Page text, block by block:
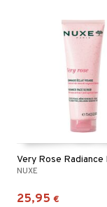
NUXE
25,95 €